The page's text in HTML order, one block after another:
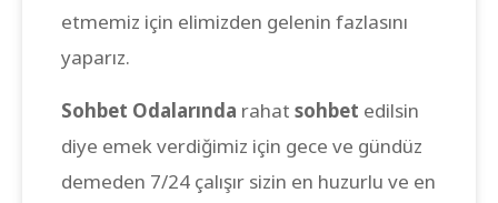
etmemiz için elimizden gelenin fazlasını
yaparız.
Sohbet Odalarında rahat sohbet edilsin
diye emek verdiğimiz için gece ve gündüz
demeden 7/24 çalışır sizin en huzurlu ve en